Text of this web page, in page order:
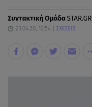
Συντακτική ΟμάδαSTAR.GR
21.04.20, 12:54 ΣΧΕΣΕΙΣ